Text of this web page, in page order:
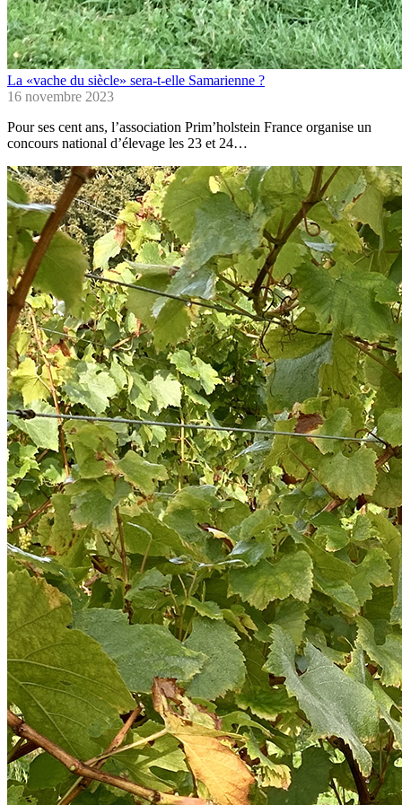
La «vache du siècle» sera-t-elle Samarienne ?
16 novembre 2023
Pour ses cent ans, l’association Prim’holstein France organise un
concours national d’élevage les 23 et 24…